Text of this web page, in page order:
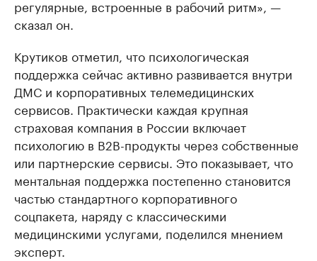
регулярные, встроенные в рабочий ритм», —
сказал он.
Крутиков отметил, что психологическая
поддержка сейчас активно развивается внутри
ДМС и корпоративных телемедицинских
сервисов. Практически каждая крупная
страховая компания в России включает
психологию в B2B-продукты через собственные
или партнерские сервисы. Это показывает, что
ментальная поддержка постепенно становится
частью стандартного корпоративного
соцпакета, наряду с классическими
медицинскими услугами, поделился мнением
эксперт.